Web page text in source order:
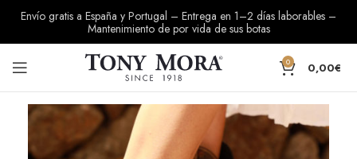
Envío gratis a España y Portugal – Entrega en 1–2 días laborables –
Mantenimiento de por vida de sus botas
0 0,00€